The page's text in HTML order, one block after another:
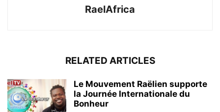
RaelAfrica
RELATED ARTICLES
Le Mouvement Raëlien supporte
la Journée Internationale du
Bonheur